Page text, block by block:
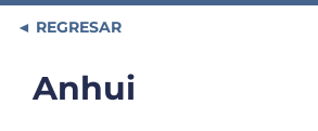
REGRESAR
Anhui